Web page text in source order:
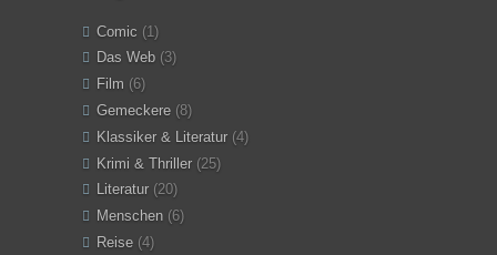
Comic (1)
Das Web (3)
Film (6)
Gemeckere (8)
Klassiker & Literatur (4)
Krimi & Thriller (25)
Literatur (20)
Menschen (6)
Reise (4)